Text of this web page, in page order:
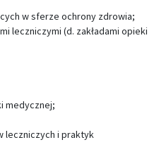
w sferze ochrony zdrowia;
leczniczymi (d. zakładami opieki
medycznej;
leczniczych i praktyk